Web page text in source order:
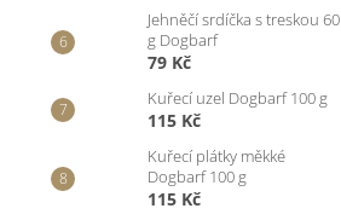
Jehněčí srdíčka s treskou 60
g Dogbarf
79 Kč
Kuřecí uzel Dogbarf 100 g
115 Kč
Kuřecí plátky měkké
Dogbarf 100 g
115 Kč